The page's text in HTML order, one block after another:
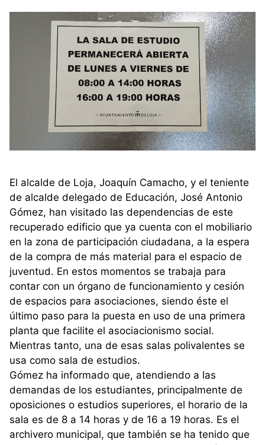
El alcalde de Loja, Joaquín Camacho, y el teniente
de alcalde delegado de Educación, José Antonio
Gómez, han visitado las dependencias de este
recuperado edificio que ya cuenta con el mobiliario
en la zona de participación ciudadana, a la espera
de la compra de más material para el espacio de
juventud. En estos momentos se trabaja para
contar con un órgano de funcionamiento y cesión
de espacios para asociaciones, siendo éste el
último paso para la puesta en uso de una primera
planta que facilite el asociacionismo social.
Mientras tanto, una de esas salas polivalentes se
usa como sala de estudios.
Gómez ha informado que, atendiendo a las
demandas de los estudiantes, principalmente de
oposiciones o estudios superiores, el horario de la
sala es de 8 a 14 horas y de 16 a 19 horas. Es el
archivero municipal, que también se ha tenido que